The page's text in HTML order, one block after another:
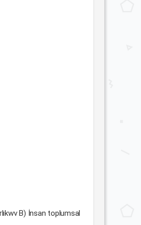
B) İnsan toplumsal